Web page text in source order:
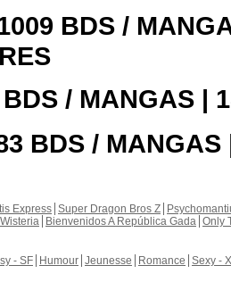
BDS /
/ MANGAS |
BDS / MANGAS
Express Super Dragon Bros Z
Wisteria Bienvenidos A República Gada Only
- SF Humour Jeunesse Romance Sexy -